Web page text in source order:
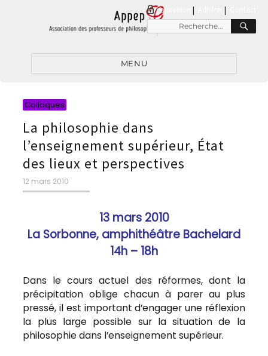
connexion |
Recherche
pour
MENU
Colloques
La philosophie dans
l’enseignement supérieur, État
des lieux et perspectives
Publié
le
12 mars 2010
13 mars 2010
La Sorbonne, amphithéâtre Bachelard
14h – 18h
Dans le cours actuel des réformes, dont la
précipitation oblige chacun à parer au plus
pressé, il est important d’engager une réflexion
la plus large possible sur la situation de la
philosophie dans l’enseignement supérieur.